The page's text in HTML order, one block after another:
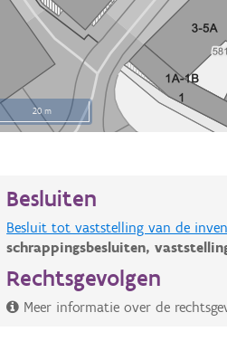
20 m
Besluiten
Besluit tot vaststelling van de
schrappingsbesluiten,
Rechtsgevolgen
Meer informatie over de